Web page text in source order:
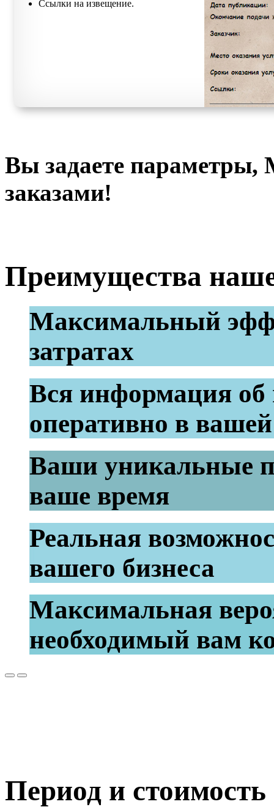
Ссылки на извещение.
Вы задаете параметры,
заказами!
Преимущества
Максимальный
затратах
Вся информация об
оперативно в
Ваши уникальные
ваше время
Реальная
вашего бизнеса
Максимальная
необходимый вам
Период и